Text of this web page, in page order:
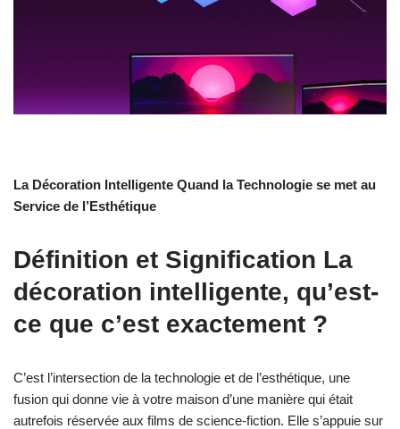
La Décoration Intelligente Quand la Technologie se met au
Service de l’Esthétique
Définition et Signification La
décoration intelligente, qu’est-
ce que c’est exactement ?
C’est l’intersection de la technologie et de l’esthétique, une
fusion qui donne vie à votre maison d’une manière qui était
autrefois réservée aux films de science-fiction. Elle s’appuie sur